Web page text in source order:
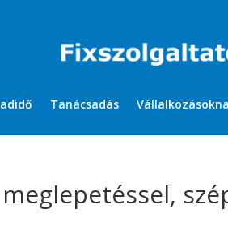
Tanácsadás